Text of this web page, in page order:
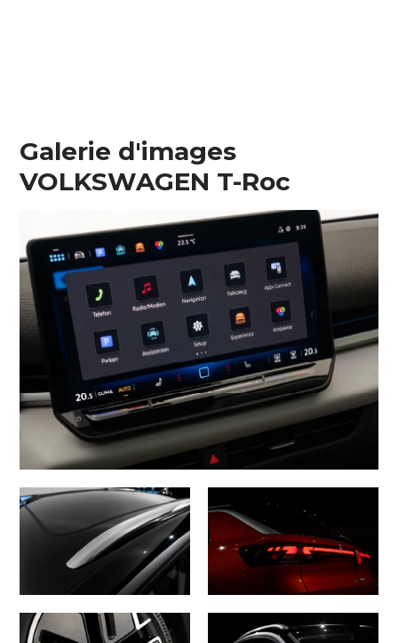
Galerie d'images
VOLKSWAGEN T-Roc